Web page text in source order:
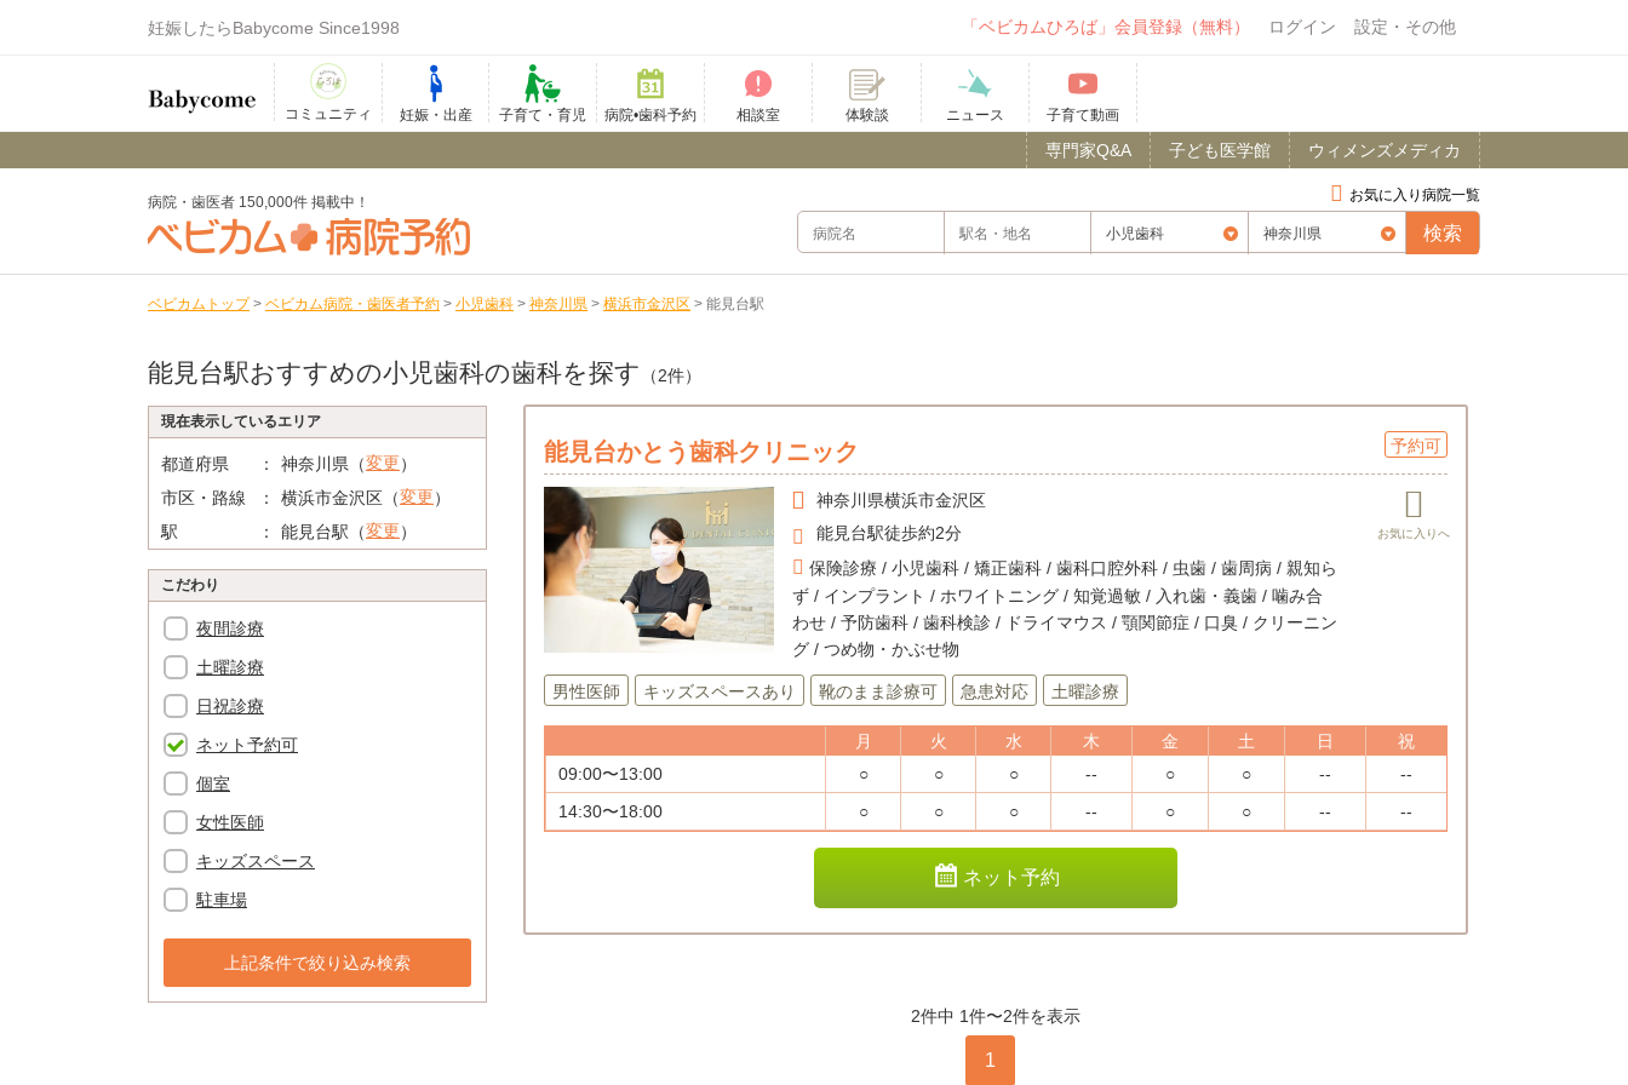
妊娠したらBabycome Since1998 「ベビカムひろば」会員登録（無料） ログイン 設定・その他
コミュニティ 妊娠・出産 子育て・育児 病院•歯科予約 相談室 体験談 ニュース 子育て動画
ウィメンズメディカ
子ども医学館
専門家Q&A
お気に入り病院一覧
病院・歯医者 150,000件 掲載中！
ベビカムトップ > ベビカム病院・歯医者予約 > 小児歯科 > 神奈川県 > 横浜市金沢区 > 能見台駅
能見台駅おすすめの小児歯科の歯科を探す （2件）
現在表示しているエリア
都道府県 神奈川県（変更）
市区・路線
横浜市金沢区（変更）
駅
能見台駅（変更）
こだわり
夜間診療
土曜診療
日祝診療
ネット予約可
個室
女性医師
キッズスペース
駐車場
上記条件で絞り込み検索
予約可
能見台かとう歯科クリニック
神奈川県横浜市金沢区
能見台駅徒歩約2分
保険診療 / 小児歯科 / 矯正歯科 / 歯科口腔外科 / 虫歯 / 歯周病 / 親知ら
ず / インプラント / ホワイトニング / 知覚過敏 / 入れ歯・義歯 / 噛み合
わせ / 予防歯科 / 歯科検診 / ドライマウス / 顎関節症 / 口臭 / クリーニン
グ / つめ物・かぶせ物
男性医師 キッズスペースあり 靴のまま診療可 急患対応 土曜診療
月 火 水 木 金 土 日
祝
09:00〜13:00
○ ○ ○ -- ○ ○ --
--
14:30〜18:00
○ ○ ○ -- ○ ○ -- --
ネット予約
2件中 1件〜2件を表示
1